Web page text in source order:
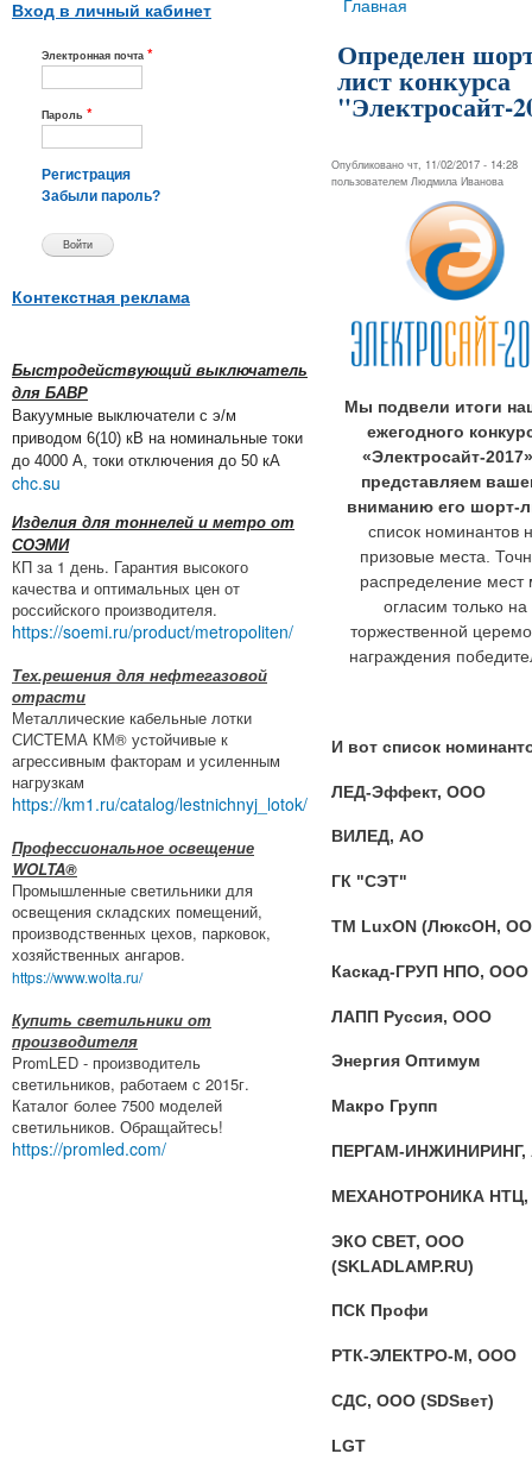
Вход в личный кабинет
Электронная почта *
Пароль *
Регистрация
Забыли пароль?
Контекстная реклама
Быстродействующий выключатель
для БАВР
Вакуумные выключатели с э/м
приводом 6(10) кВ на номинальные токи
до 4000 А, токи отключения до 50 кА
chc.su
Изделия для тоннелей и метро от
СОЭМИ
КП за 1 день. Гарантия высокого
качества и оптимальных цен от
российского производителя.
https://soemi.ru/product/metropoliten/
Тех.решения для нефтегазовой
отрасти
Металлические кабельные лотки
СИСТЕМА КМ® устойчивые к
агрессивным факторам и усиленным
нагрузкам
https://km1.ru/catalog/lestnichnyj_lotok/
Профессиональное освещение
WOLTA®
Промышленные светильники для
освещения складских помещений,
производственных цехов, парковок,
хозяйственных ангаров.
https://www.wolta.ru/
Купить светильники от
производителя
PromLED - производитель
светильников, работаем с 2015г.
Каталог более 7500 моделей
светильников. Обращайтесь!
https://promled.com/
Вы здесь
Главная
Определен
лист конкурса
"Электросайт-
Опубликовано чт, 11/02/2017 - 14:28
пользователем Людмила Иванова
Мы подвели итоги
ежегодного
«Электросайт-
представляем
вниманию его шорт-
список номинантов
призовые места.
распределение мест
огласим только на
торжественной
награждения
И вот список
ЛЕД-Эффект, ООО
ВИЛЕД, АО
ГК "СЭТ"
ТМ LuxON (ЛюксОН,
Каскад-ГРУП НПО, ООО
ЛАПП Руссия, ООО
Энергия Оптимум
Макро Групп
ПЕРГАМ-ИНЖИНИРИНГ,
МЕХАНОТРОНИКА
ЭКО СВЕТ, ООО
(SKLADLAMP.RU)
ПСК Профи
РТК-ЭЛЕКТРО-М, ООО
СДС, ООО (SDSвет)
LGT